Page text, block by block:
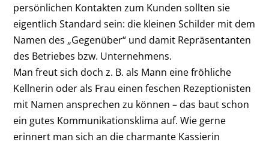
persönlichen Kontakten zum Kunden sollten sie
eigentlich Standard sein: die kleinen Schilder mit dem
Namen des „Gegenüber“ und damit Repräsentanten
des Betriebes bzw. Unternehmens.
Man freut sich doch z. B. als Mann eine fröhliche
Kellnerin oder als Frau einen feschen Rezeptionisten
mit Namen ansprechen zu können – das baut schon
ein gutes Kommunikationsklima auf. Wie gerne
erinnert man sich an die charmante Kassierin